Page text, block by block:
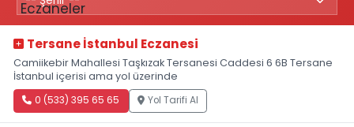
Tersane İstanbul Eczanesi
Camiikebir Mahallesi Taşkızak Tersanesi Caddesi 6 6B Tersane
İstanbul içerisi ama yol üzerinde
0 (533) 395 65 65 Yol Tarifi Al